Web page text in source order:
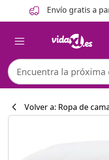
Anterior
Siguiente Envío gratis a
Volver a: Ropa de